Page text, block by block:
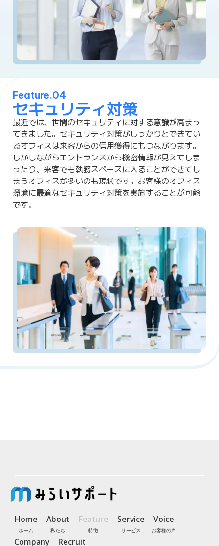
Feature.04
セキュリティ対策
最近では、世間のセキュリティに対する意識が高まっ
てきました。セキュリティ対策がしっかりとできてい
るオフィスは来客からの信用獲得にもつながります。
しかしながらエントランスから機密情報が見えてしま
ったり、来客でも執務スペースに入ることができてし
まうオフィスが多いのも現状です。お客様のオフィス
環境に最適なセキュリティ対策を実施することが可能
です。
Home About Feature Service Voice
Company Recruit